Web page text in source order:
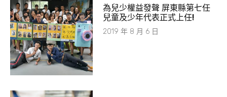
為兒少權益發聲 屏東縣第七任
兒童及少年代表正式上任!
2019 年 8 月 6 日